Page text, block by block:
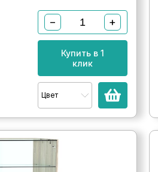
− +
Купить в 1
клик
Цвет